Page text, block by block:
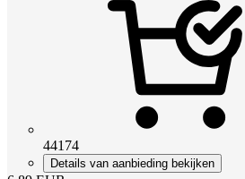
44174
Details van aanbieding bekijken